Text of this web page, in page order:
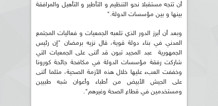
أن تتجه مستقبلا نحو التنظيم و التأطير و التأهيل والمرافقة
بينها و بين مؤسسات الدولة."
وبعد أن أبرز الدور الذي تلعبه الجمعيات و فعاليات المجتمع
المدني في بناء دولة قوية، قال نزيه برمضان "إن رئيس
الجمهورية عبد المجيد تبون قد أثنى على الجمعيات التي
شاركت رفقة مؤسسات الدولة في مكافحة جائحة كورونا
وخففت العبء عليها خلال هذه الأزمة الصحية، مثلما أثنى
على الجيش الأبيض من أطباء وأعوان شبه طبيين
ومستخدمين في قطاع الصحة وغيرهم".